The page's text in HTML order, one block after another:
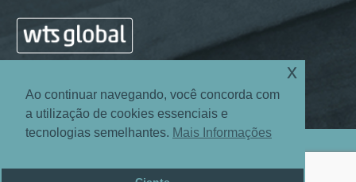
© 2004-2026 Machado Associados Advogados e Consultores.
Ao continuar navegando, você concorda com
a utilização de cookies essenciais e
tecnologias semelhantes. Mais Informações
x